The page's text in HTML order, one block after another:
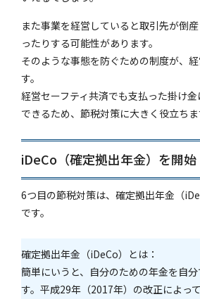
また事業を経営していると取引先が倒
ったりする可能性があります。
そのような事態を防ぐための制度が、
す。
経営セーフティ共済でも支払った掛け
できるため、節税対策に大きく役立ちま
iDeCo（確定拠出年金）を開始
6つ目の節税対策は、確定拠出年金（
です。
確定拠出年金（iDeCo）とは：
簡単にいうと、自分のための年金を自
す。平成29年（2017年）の改正によっ